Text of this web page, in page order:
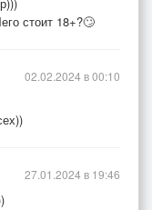
стоит 18+?🙄
02.02.2024 в 00:10
27.01.2024 в 19:46